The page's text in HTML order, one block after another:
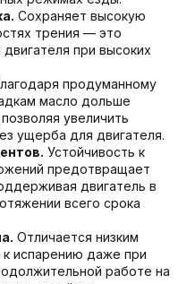
Сохраняет высокую
трения — это
при высоких
продуманному
масло дольше
увеличить
ущерба для двигателя.
Устойчивость к
предотвращает
двигатель в
всего срока
Отличается низким
испарению даже при
работе на